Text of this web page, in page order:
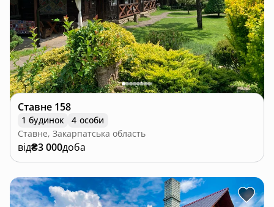
Ставне 158
1 будинок
4 особи
Ставне, Закарпатська область
від₴3 000доба